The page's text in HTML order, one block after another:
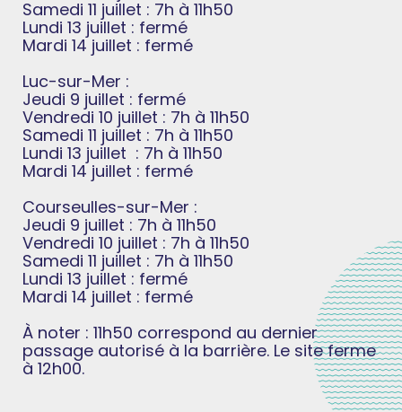
Samedi 11 juillet : 7h à 11h50
Lundi 13 juillet : fermé
Mardi 14 juillet : fermé
Luc-sur-Mer :
Jeudi 9 juillet : fermé
Vendredi 10 juillet : 7h à 11h50
Samedi 11 juillet : 7h à 11h50
Lundi 13 juillet : 7h à 11h50
Mardi 14 juillet : fermé
Courseulles-sur-Mer :
Jeudi 9 juillet : 7h à 11h50
Vendredi 10 juillet : 7h à 11h50
Samedi 11 juillet : 7h à 11h50
Lundi 13 juillet : fermé
Mardi 14 juillet : fermé
À noter : 11h50 correspond au dernier
passage autorisé à la barrière. Le site ferme
à 12h00.